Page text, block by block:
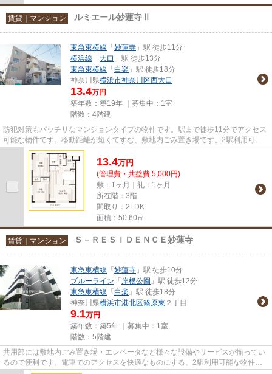
賃貸｜マンション ルミエール妙蓮寺Ⅱ
東急東横線 「 妙蓮寺 」駅 徒歩11分
横浜線 「 大口 」駅 徒歩13分
東急東横線 「 白楽 」駅 徒歩18分
神奈川県横浜市神奈川区西大口
13.4万円
築年数：築19年 ｜募集中： 1室
階数：4階建
防犯対策もバッチリなマンションタイプの物件です。駅まで徒歩11分でアクセス
可能な物件です。移動距離が短くてすむ、敷地内ごみ置き場です。2駅利用可能
な物件で移動範囲が広がります...
13.4万円
(管理費・共益費 5,000円)
敷：1ヶ月｜礼：1ヶ月
所在階：3階
間取り：2LDK
面積：50.60㎡
賃貸｜マンション Ｓ－ＲＥＳＩＤＥＮＣＥ妙蓮寺
東急東横線 「 妙蓮寺 」駅 徒歩10分
ブルーライン 「 岸根公園 」駅 徒歩12分
東急東横線 「 白楽 」駅 徒歩18分
神奈川県横浜市港北区篠原東 ２丁目
9.1万円
築年数：築5年 ｜募集中： 1室
階数：5階建
共用部には敷地内ごみ置き場・エレベータなど様々な設備やサービスが揃ってい
るので便利です。電車でのアクセスを快適なものにする、2駅利用可能な物件で